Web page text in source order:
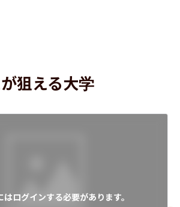
狙える大学
はログインする必要があります。